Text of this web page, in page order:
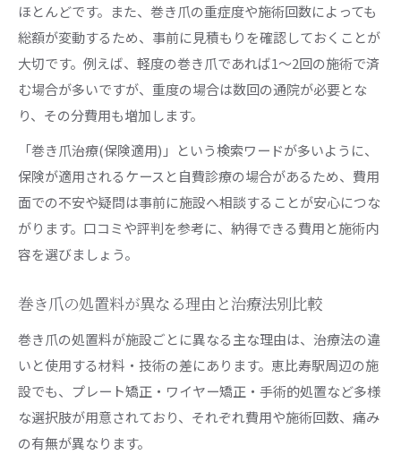
ほとんどです。また、巻き爪の重症度や施術回数によっても
総額が変動するため、事前に見積もりを確認しておくことが
大切です。例えば、軽度の巻き爪であれば1～2回の施術で済
む場合が多いですが、重度の場合は数回の通院が必要とな
り、その分費用も増加します。
「巻き爪治療(保険適用)」という検索ワードが多いように、
保険が適用されるケースと自費診療の場合があるため、費用
面での不安や疑問は事前に施設へ相談することが安心につな
がります。口コミや評判を参考に、納得できる費用と施術内
容を選びましょう。
巻き爪の処置料が異なる理由と治療法別比較
巻き爪の処置料が施設ごとに異なる主な理由は、治療法の違
いと使用する材料・技術の差にあります。恵比寿駅周辺の施
設でも、プレート矯正・ワイヤー矯正・手術的処置など多様
な選択肢が用意されており、それぞれ費用や施術回数、痛み
の有無が異なります。